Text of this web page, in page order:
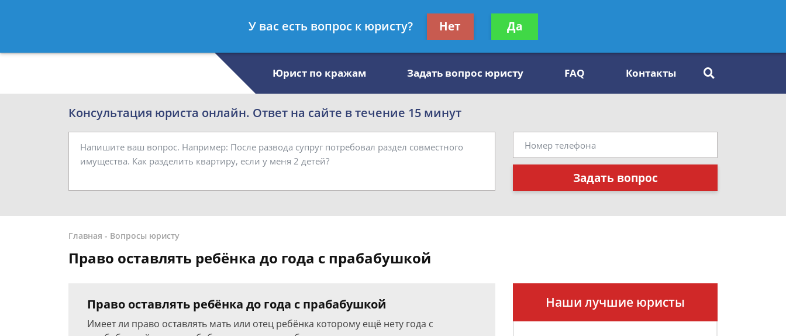
- Семейный юрист, специалист по алиментам
Получите консультацию
бесплатно
Юрист по кражам Задать вопрос юристу FAQ Контакты
Консультация юриста онлайн. Ответ на сайте в течение 15 минут
Задать вопрос
Главная - Вопросы юристу
Право оставлять ребёнка до года с прабабушкой
Право оставлять ребёнка до года с прабабушкой
Имеет ли право оставлять мать или отец ребёнка которому ещё нету года с
Наши лучшие юристы
У вас есть вопрос к юристу? Нет Да